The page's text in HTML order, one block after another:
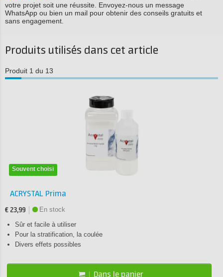
votre projet soit une réussite. Envoyez-nous un message
WhatsApp ou bien un mail pour obtenir des conseils gratuits et
sans engagement.
Produits utilisés dans cet article
Produit 1 du 13
Souvent choisi
ACRYSTAL Prima
€ 23,99
En stock
Sûr et facile à utiliser
Pour la stratification, la coulée
Divers effets possibles
Dans le panier